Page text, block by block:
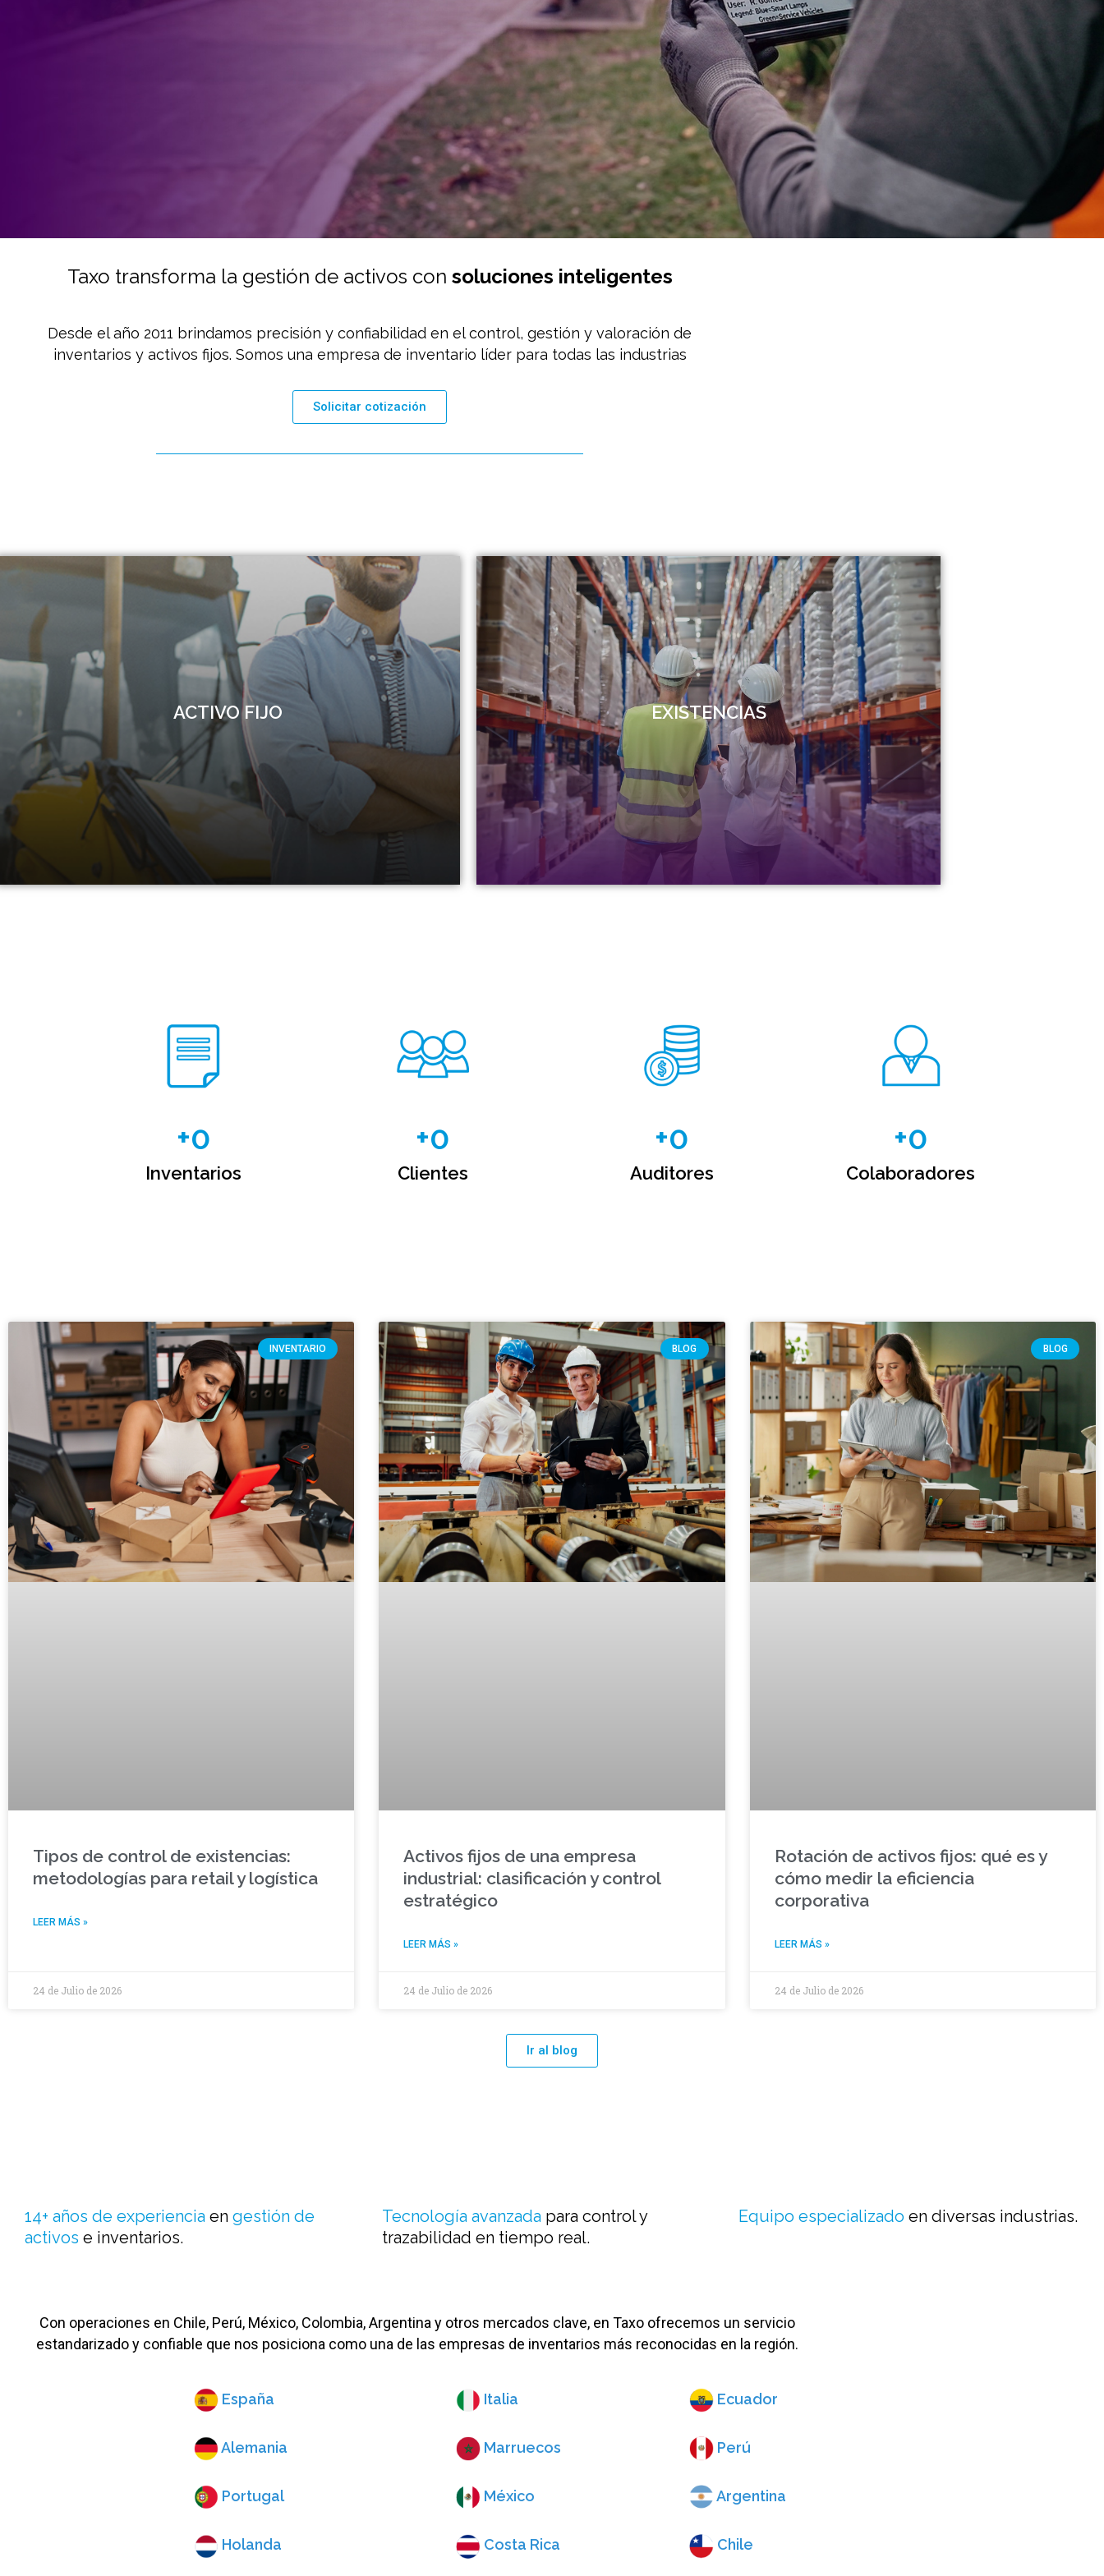
municipales en terreno
LA GESTIÓN PATRIMONIAL CON INFORMACIÓN CLARA Y
CONFIABLE
Taxo transforma la gestión de activos con soluciones inteligentes
Desde el año 2011 brindamos precisión y confiabilidad en el control, gestión y valoración de
inventarios y activos fijos. Somos una empresa de inventario líder para todas las industrias
Solicitar cotización
ACTIVO FIJO
En Taxo nos especializamos en la gestión de activos fijos, ofreciendo una
gama completa de servicios que abarcan la trazabilidad de todo su ciclo de
vida, junto con sus controles y procesos.Podrás mantener una correcta
gestión de tus activos, permitiendo una mejor visualización en la toma de
decisiones de tu empresa. Nuestros servicios operan a lo largo de todo
Chile y en algunos países de Latinoamérica.
Ver Servicios
EXISTENCIAS
Taxo quiere reflejar su capacidad para brindar un apoyo logístico y de sistemas en
las operaciones de control y gestión de inventarios, a través de la completa gama
de servicios asociados a la gestión de existencias. Contamos con la capacidad de
inventariar productos de diversas industrias, considerando para ello el manejo de:
lotes, series, múltiples series, fechas, locales, almacenes, vehículos, técnicos,
vendedores, conversión de unidades de medidas, proveedores, entre otros. Somos
una de las empresas de inventarios en Chile más confiables.
Ver Servicios
Inventarios
+0
Clientes
+0
Auditores
+0
Colaboradores
+0
INVENTARIO
Tipos de control de existencias:
metodologías para retail y logística
LEER MÁS »
24 de Julio de 2026
BLOG
Activos fijos de una empresa
industrial: clasificación y control
estratégico
LEER MÁS »
24 de Julio de 2026
BLOG
Rotación de activos fijos: qué es y
cómo medir la eficiencia
corporativa
LEER MÁS »
24 de Julio de 2026
Ir al blog
14+ años de experiencia en gestión de
activos e inventarios.
Tecnología avanzadapara control y
trazabilidad en tiempo real.
Equipo especializado en diversas industrias.
Con operaciones en Chile, Perú, México, Colombia, Argentina y otros mercados clave, en Taxo ofrecemos un servicio
estandarizado y confiable que nos posiciona como una de las empresas de inventarios más reconocidas en la región.
España
Alemania
Portugal
Holanda
Italia
Marruecos
México
Costa Rica
Ecuador
Perú
Argentina
Chile